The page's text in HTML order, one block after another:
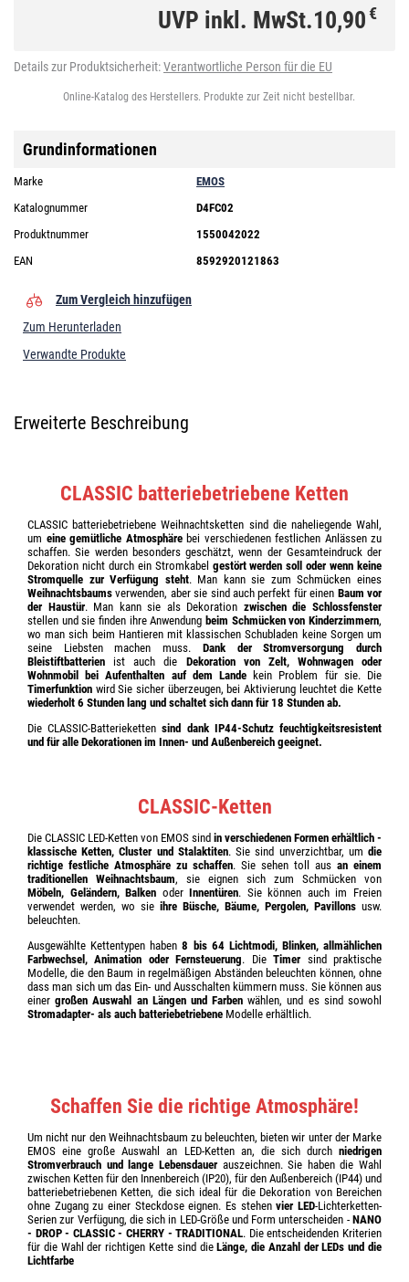
UVP inkl. MwSt.10,90€
Details zur Produktsicherheit:Verantwortliche Person für die EU
Online-Katalog des Herstellers. Produkte zur Zeit nicht bestellbar.
Grundinformationen
Marke
EMOS
Katalognummer
D4FC02
Produktnummer
1550042022
EAN
8592920121863
Zum Vergleich hinzufügen
Zum Herunterladen
Verwandte Produkte
Erweiterte Beschreibung
CLASSIC batteriebetriebene Ketten
CLASSIC batteriebetriebene Weihnachtsketten sind die naheliegende Wahl,
um eine gemütliche Atmosphärebei verschiedenen festlichen Anlässen zu
schaffen. Sie werden besonders geschätzt, wenn der Gesamteindruck der
Dekoration nicht durch ein Stromkabel gestört werden soll oder wenn keine
Stromquelle zur Verfügung steht. Man kann sie zum Schmücken eines
Weihnachtsbaums verwenden, aber sie sind auch perfekt für einen Baum vor
der Haustür. Man kann sie als Dekoration zwischen die Schlossfenster
stellen und sie finden ihre Anwendung beim Schmücken von Kinderzimmern,
wo man sich beim Hantieren mit klassischen Schubladen keine Sorgen um
seine Liebsten machen muss. Dank der Stromversorgung durch
Bleistiftbatterien ist auch die Dekoration von Zelt, Wohnwagen oder
Wohnmobil bei Aufenthalten auf dem Lande kein Problem für sie. Die
Timerfunktion wird Sie sicher überzeugen, bei Aktivierung leuchtet die Kette
wiederholt 6 Stunden lang und schaltet sich dann für 18 Stunden ab.
Die CLASSIC-Batteriekettensind dank IP44-Schutz feuchtigkeitsresistent
und für alle Dekorationen im Innen- und Außenbereich geeignet.
CLASSIC-Ketten
Die CLASSIC LED-Ketten von EMOS sind in verschiedenen Formen erhältlich -
klassische Ketten, Cluster und Stalaktiten. Sie sind unverzichtbar, umdie
richtige festliche Atmosphäre zu schaffen. Sie sehen toll aus an einem
traditionellen Weihnachtsbaum, sie eignen sich zum Schmücken von
Möbeln, Geländern, Balken oderInnentüren. Sie können auch im Freien
verwendet werden, wo sie ihre Büsche, Bäume, Pergolen, Pavillons usw.
beleuchten.
Ausgewählte Kettentypen haben8 bis 64 Lichtmodi, Blinken, allmählichen
Farbwechsel, Animation oder Fernsteuerung. DieTimer sind praktische
Modelle, die den Baum in regelmäßigen Abständen beleuchten können, ohne
dass man sich um das Ein- und Ausschalten kümmern muss. Sie können aus
einergroßen Auswahl an Längen und Farben wählen, und es sind sowohl
Stromadapter- als auch batteriebetriebene Modelle erhältlich.
Schaffen Sie die richtige Atmosphäre!
Um nicht nur den Weihnachtsbaum zu beleuchten, bieten wir unter der Marke
EMOS eine große Auswahl an LED-Ketten an, die sich durch niedrigen
Stromverbrauch und lange Lebensdauerauszeichnen. Sie haben die Wahl
zwischen Ketten für den Innenbereich (IP20), für den Außenbereich (IP44) und
batteriebetriebenen Ketten, die sich ideal für die Dekoration von Bereichen
ohne Zugang zu einer Steckdose eignen. Es stehenvier LED-Lichterketten-
Serien zur Verfügung, die sich in LED-Größe und Form unterscheiden - NANO
- DROP - CLASSIC - CHERRY - TRADITIONAL. Die entscheidenden Kriterien
für die Wahl der richtigen Kette sind dieLänge, die Anzahl der LEDs und die
Lichtfarbe